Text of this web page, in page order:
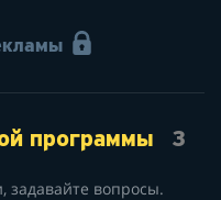
программы 3
задавайте вопросы.